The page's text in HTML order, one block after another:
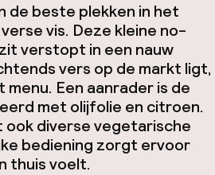
de beste plekken in het
vis. Deze kleine no-
verstopt in een nauw
vers op de markt ligt,
Een aanrader is de
met olijfolie en citroen.
ook diverse vegetarische
bediening zorgt ervoor
thuis voelt.